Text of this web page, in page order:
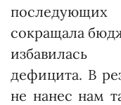
сокращала
избавилась
дефицита. В
не нанес нам